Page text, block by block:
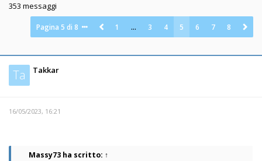
353 messaggi
Pagina5 di8 1 … 3 4 5 6 7 8
Ta Takkar
16/05/2023, 16:21
Massy73 ha scritto: ↑